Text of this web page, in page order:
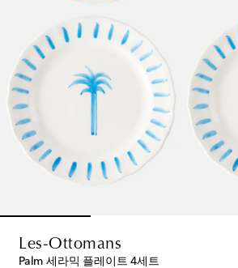
Les-Ottomans
Palm 세라믹 플레이트 4세트